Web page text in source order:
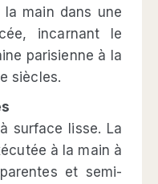
la main dans une
incarnant le
parisienne à la
siècles.
surface lisse. La
à la main à
et semi-